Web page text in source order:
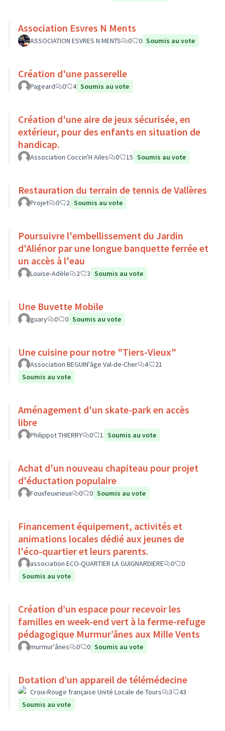
Association Esvres N Ments
ASSOCIATION ESVRES N MENTS 0 0 Soumis au vote
Création d'une passerelle
Pageard 0 4 Soumis au vote
Création d'une aire de jeux sécurisée, en
extérieur, pour des enfants en situation de
handicap.
Association Coccin'H Ailes 0 15 Soumis au vote
Restauration du terrain de tennis de Vallères
Projet 0 2 Soumis au vote
Poursuivre l'embellissement du Jardin
d'Aliénor par une longue banquette ferrée et
un accès à l'eau
Louise-Adèle 2 3 Soumis au vote
Une Buvette Mobile
guary 0 0 Soumis au vote
Une cuisine pour notre "Tiers-Vieux"
Association BEGUIN'âge Val-de-Cher 4
21
Soumis au vote
Aménagement d'un skate-park en accès
libre
Philippot THIERRY 0 1 Soumis au vote
Achat d'un nouveau chapiteau pour projet
d'éductation populaire
Fouxfeuxrieux 0 0 Soumis au vote
Financement équipement, activités et
animations locales dédié aux jeunes de
l'éco-quartier et leurs parents.
association ECO-QUARTIER LA GUIGNARDIERE 0
0
Soumis au vote
Création d’un espace pour recevoir les
familles en week-end vert à la ferme-refuge
pédagogique Murmur’ânes aux Mille Vents
murmur'ânes 0 0 Soumis au vote
Dotation d’un appareil de télémédecine
Croix-Rouge française Unité Locale de Tours 3
43
Soumis au vote